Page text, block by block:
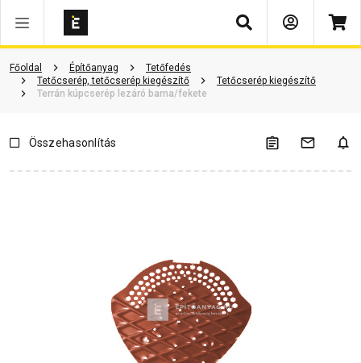
Keresés
Főoldal Építőanyag
Tetőfedés
Tetőcserép, tetőcserép kiegészítő
Tetőcserép kiegészítő
Terrán kúpcserép lezáró barna/fekete
Vásárlói vélemények Kérdések és válaszok Kapcsolódó cikkek
Összehasonlítás